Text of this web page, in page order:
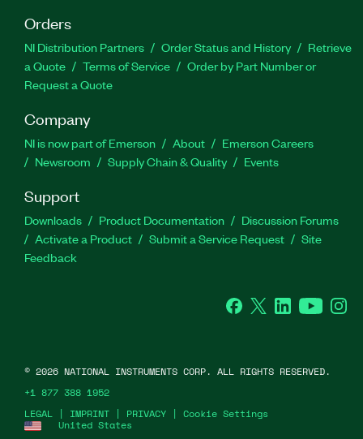
Orders
NI Distribution Partners Order Status and History
Retrieve
a Quote
Terms of Service
Order by Part Number or
Request a Quote
Company
NI is now part of Emerson About
Emerson Careers
Newsroom
Supply Chain & Quality Events
Support
Downloads Product Documentation
Discussion Forums
Activate a Product
Submit a Service Request
Site
Feedback
Facebook
Twitter LinkedInYouTube
United States
LEGAL | IMPRINT | PRIVACY | Cookie Settings
© 2026 NATIONAL INSTRUMENTS CORP. ALL RIGHTS RESERVED.
+1 877 388 1952